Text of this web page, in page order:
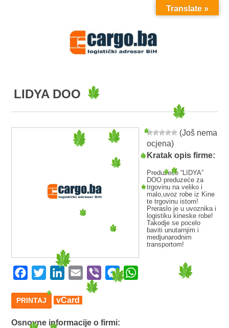
MENU
LIDYA DOO
(Još nema
ocjena)
Kratak opis firme:
Preduzeće “LIDYA”
DOO preduzeće za
trgovinu na veliko i
malo,uvoz robe iz Kine
te trgovinu istom!
Preraslo je u uvoznika i
logistiku kineske robe!
Takodje se pocelo
baviti unutarnjim i
medjunarodnim
transportom!
Facebook
Twitter LinkedIn
Email ViberMessenger
PRINTAJ vCard
Osnovne informacije o firmi:
Translate »